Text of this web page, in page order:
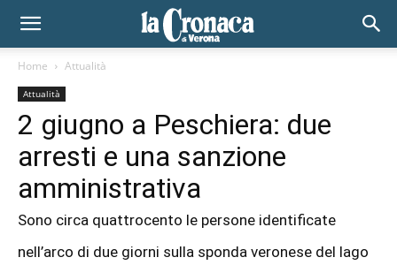
Home Attualità
Attualità
2 giugno a Peschiera: due
arresti e una sanzione
amministrativa
Sono circa quattrocento le persone identificate
nell’arco di due giorni sulla sponda veronese del lago